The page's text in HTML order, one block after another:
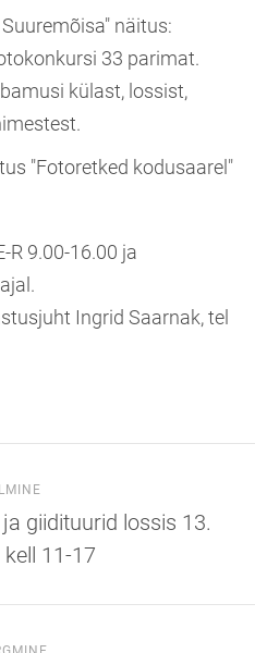
näitus:
33 parimat.
külast, lossist,
"Fotoretked kodusaarel"
R 9.00-16.00 ja
Ingrid Saarnak, tel
giidituurid lossis 13.
11-17